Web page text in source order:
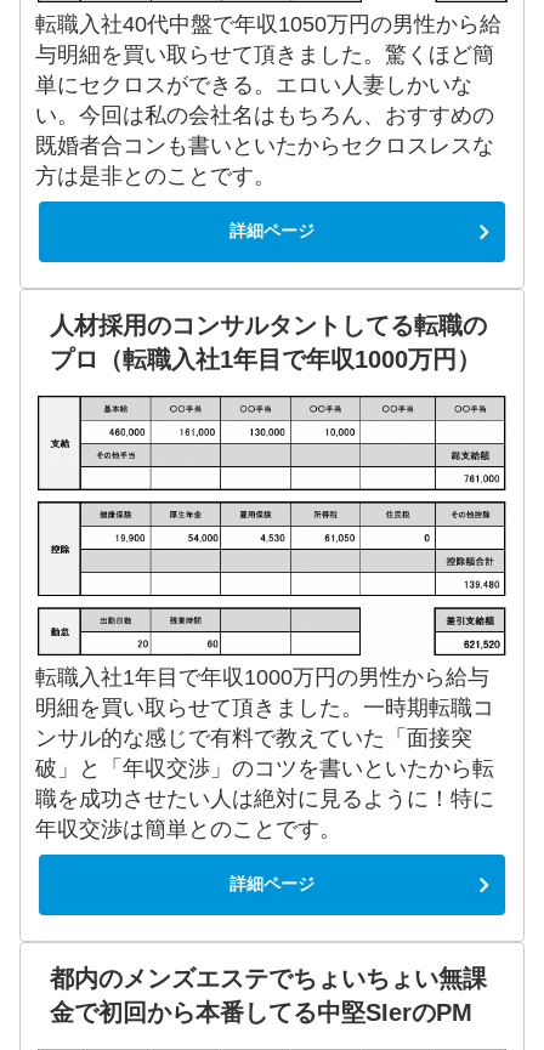
転職入社40代中盤で年収1050万円の男性から給
与明細を買い取らせて頂きました。驚くほど簡
単にセクロスができる。エロい人妻しかいな
い。今回は私の会社名はもちろん、おすすめの
既婚者合コンも書いといたからセクロスレスな
方は是非とのことです。
詳細ページ
人材採用のコンサルタントしてる転職の
プロ（転職入社1年目で年収1000万円）
転職入社1年目で年収1000万円の男性から給与
明細を買い取らせて頂きました。一時期転職コ
ンサル的な感じで有料で教えていた「面接突
破」と「年収交渉」のコツを書いといたから転
職を成功させたい人は絶対に見るように！特に
年収交渉は簡単とのことです。
詳細ページ
都内のメンズエステでちょいちょい無課
金で初回から本番してる中堅SIerのPM